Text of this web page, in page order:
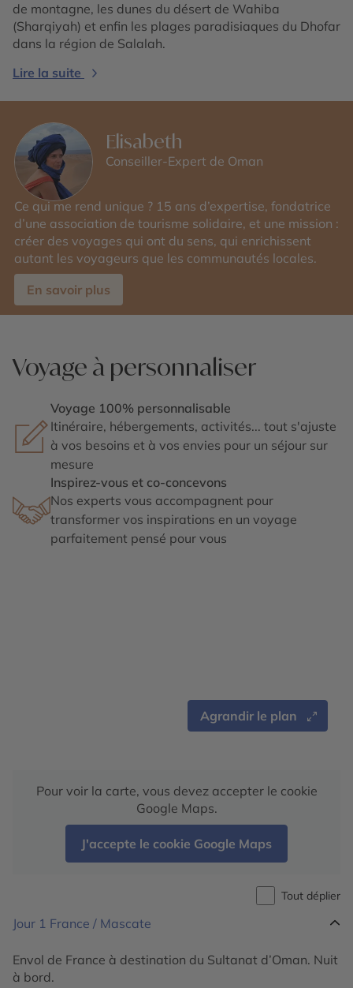
de montagne, les dunes du désert de Wahiba
(Sharqiyah) et enfin les plages paradisiaques du Dhofar
dans la région de Salalah.
Lire la suite
Elisabeth
Conseiller-Expert de Oman
Ce qui me rend unique ? 15 ans d’expertise, fondatrice
d’une association de tourisme solidaire, et une mission :
créer des voyages qui ont du sens, qui enrichissent
autant les voyageurs que les communautés locales.
En savoir plus
Voyage à personnaliser
Voyage 100% personnalisable
Itinéraire, hébergements, activités... tout s'ajuste
à vos besoins et à vos envies pour un séjour sur
mesure
Inspirez-vous et co-concevons
Nos experts vous accompagnent pour
transformer vos inspirations en un voyage
parfaitement pensé pour vous
Agrandir le plan
Pour voir la carte, vous devez accepter le cookie
Google Maps.
J'accepte le cookie Google Maps
Tout déplier
Jour 1 France / Mascate
Envol de France à destination du Sultanat d’Oman. Nuit
à bord.